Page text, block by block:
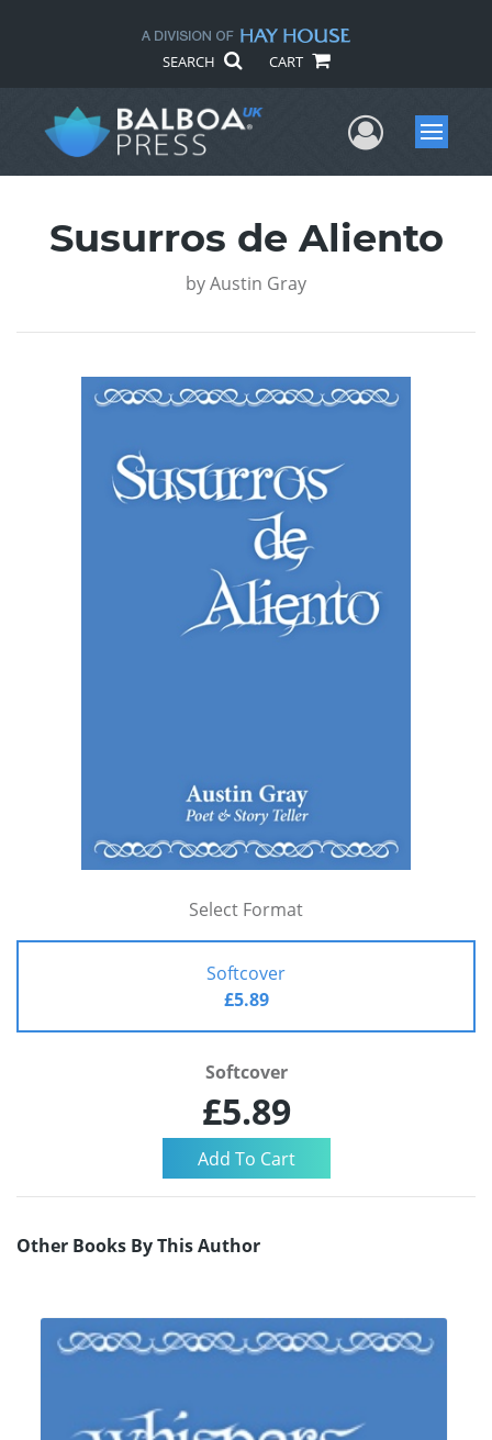
SEARCH CART
UserMenu
Susurros de Aliento
byAustin Gray
Select Format
Softcover
£5.89
Softcover
£5.89
Other Books By This Author